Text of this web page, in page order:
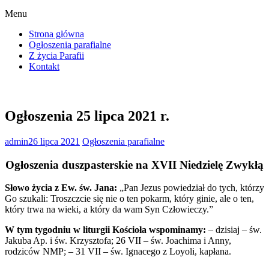
Menu
Strona główna
Ogłoszenia parafialne
Z życia Parafii
Kontakt
Ogłoszenia 25 lipca 2021 r.
admin26 lipca 2021 Ogłoszenia parafialne
Ogłoszenia duszpasterskie na XVII Niedzielę Zwykłą
Słowo życia z Ew. św. Jana: „Pan Jezus powiedział do tych, którzy
Go szukali: Troszczcie się nie o ten pokarm, który ginie, ale o ten,
który trwa na wieki, a który da wam Syn Człowieczy.”
W tym tygodniu w liturgii Kościoła wspominamy: – dzisiaj – św.
Jakuba Ap. i św. Krzysztofa; 26 VII – św. Joachima i Anny,
rodziców NMP; – 31 VII – św. Ignacego z Loyoli, kapłana.